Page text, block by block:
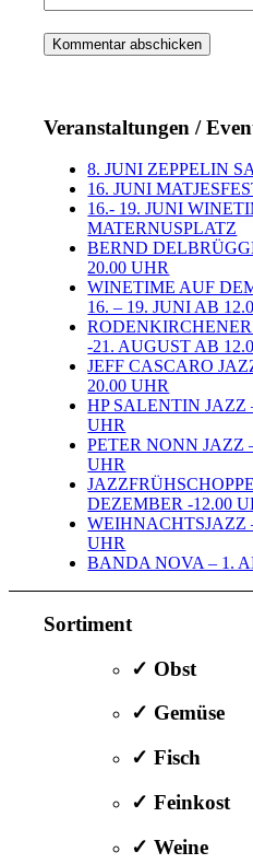
Veranstaltungen /
8. JUNI ZEPPELIN
16. JUNI
16.- 19. JUNI
MATERNUSPLATZ
BERND
20.00 UHR
WINETIME AUF
16. – 19. JUNI AB
-21. AUGUST AB
JEFF CASCARO
20.00 UHR
HP SALENTIN JAZZ
UHR
PETER NONN JAZZ
UHR
DEZEMBER -12.00
WEIHNACHTSJAZZ
UHR
BANDA NOVA – 1.
Sortiment
✓ Obst
✓ Gemüse
✓ Fisch
✓ Feinkost
✓ Weine